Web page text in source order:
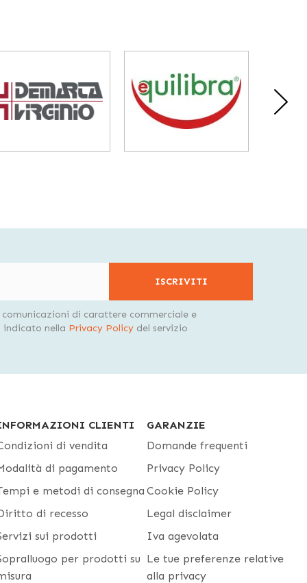
ISCRIVITI
di carattere commerciale e
indicato nella Privacy Policy del servizio
CLIENTI
di vendita
di pagamento
e metodi di consegna
di recesso
sui prodotti
per prodotti su
GARANZIE
Domande frequenti
Privacy Policy
Cookie Policy
Legal disclaimer
Iva agevolata
Le tue preferenze relative
alla privacy